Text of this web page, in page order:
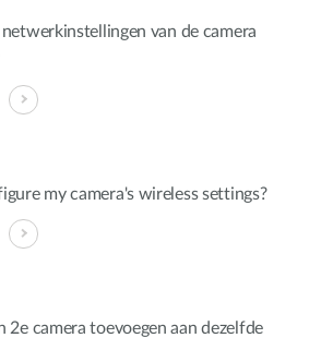
netwerkinstellingen van de camera
my camera's wireless settings?
2e camera toevoegen aan dezelfde